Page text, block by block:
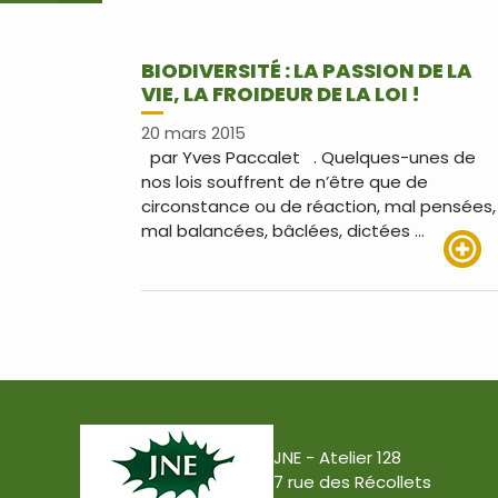
BIODIVERSITÉ : LA PASSION DE LA
VIE, LA FROIDEUR DE LA LOI !
20 mars 2015
par Yves Paccalet . Quelques-unes de
nos lois souffrent de n’être que de
circonstance ou de réaction, mal pensées,
mal balancées, bâclées, dictées …
JNE - Atelier 128
7 rue des Récollets